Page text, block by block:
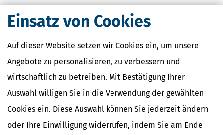
Einsatz von Cookies
Auf dieser Website setzen wir Cookies ein, um unsere
Angebote zu personalisieren, zu verbessern und
wirtschaftlich zu betreiben. Mit Bestätigung Ihrer
Auswahl willigen Sie in die Verwendung der gewählten
Cookies ein. Diese Auswahl können Sie jederzeit ändern
oder Ihre Einwilligung widerrufen, indem Sie am Ende